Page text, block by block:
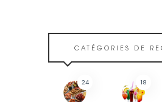
CATÉGORIES DE
24 18